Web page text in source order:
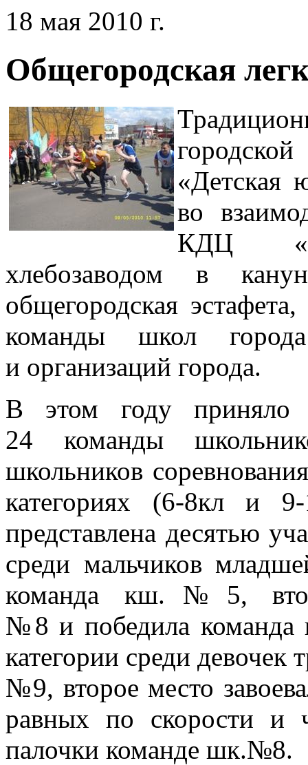
18 мая 2010 г.
Общегородская
«Детская
во
КДЦ
хлебозаводом в
общегородская
команды школ
и организаций города.
В этом году приняло
24 команды
школьников
категориях (6-8кл и
представлена десятью
среди мальчиков
команда кш.№5,
№8 и победила
категории среди девочек
№9, второе место
равных по скорости и
палочки команде шк.№8.